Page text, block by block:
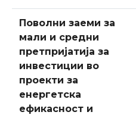
Поволни заеми за
мали и средни
претпријатија за
инвестиции во
проекти за
енергетска
ефикасност и